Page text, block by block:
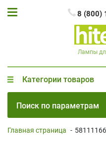
8 (800)
Лампы
Категории товаров
Поиск по параметрам
Главная страница -